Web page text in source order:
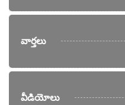
వార్తలు
వీడియోలు